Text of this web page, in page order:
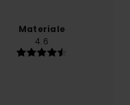
Materiale
4.6